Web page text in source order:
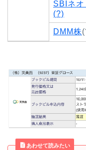
SBIネオ
(?)
DMM株
あわせて読みたい